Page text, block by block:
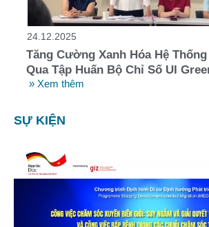
24.12.2025
Tăng Cường Xanh Hóa Hệ
Qua Tập Huấn Bộ Chỉ Số UI
» Xem thêm
SỰ KIỆN